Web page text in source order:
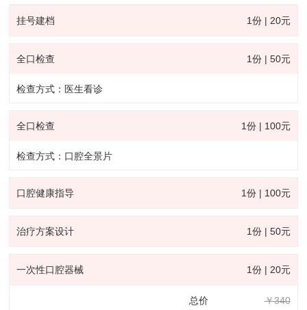
挂号建档 1份 | 20元
全口检查 1份 | 50元
检查方式：医生看诊
全口检查 1份 | 100元
检查方式：口腔全景片
口腔健康指导 1份 | 100元
治疗方案设计 1份 | 50元
一次性口腔器械 1份 | 20元
总价
￥340